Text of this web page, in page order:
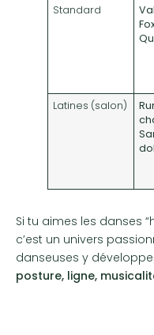
Standard
Latines (salon)
Si tu aimes les danses
c’est un univers
danseuses y
posture, ligne,